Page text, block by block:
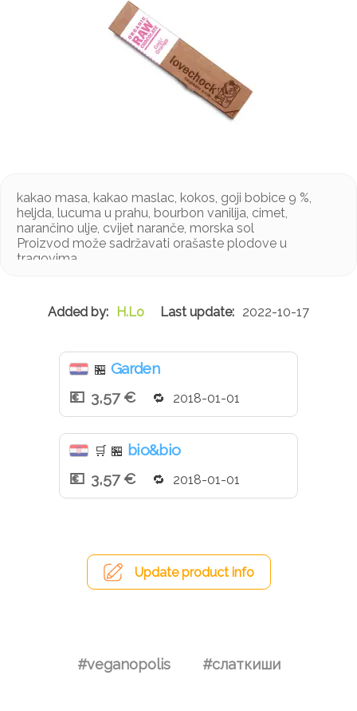
kakao masa, kakao maslac, kokos, goji bobice 9 %,
heljda, lucuma u prahu, bourbon vanilija, cimet,
narančino ulje, cvijet naranče, morska sol
Proizvod može sadržavati orašaste plodove u
tragovima
H.Lo 2022-10-17
🏪 Garden
3,57 €
2018-01-01
🛒 🏪 bio&bio
3,57 €
2018-01-01
Update product info
#veganopolis #слаткиши